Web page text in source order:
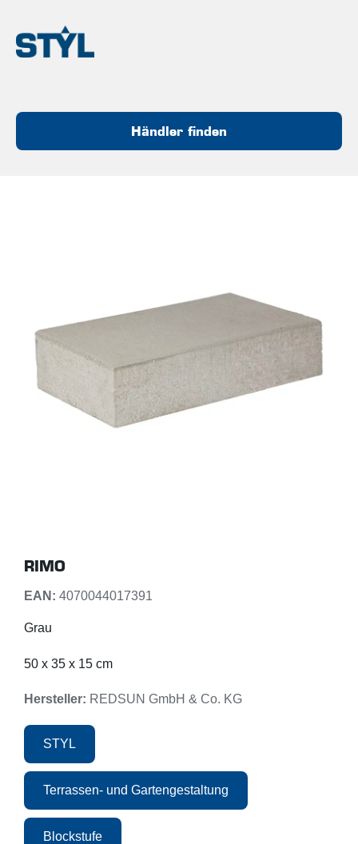
Händler finden
RIMO
EAN: 4070044017391
Grau
50 x 35 x 15 cm
Hersteller: REDSUN GmbH & Co. KG
STYL
Terrassen- und Gartengestaltung
Blockstufe